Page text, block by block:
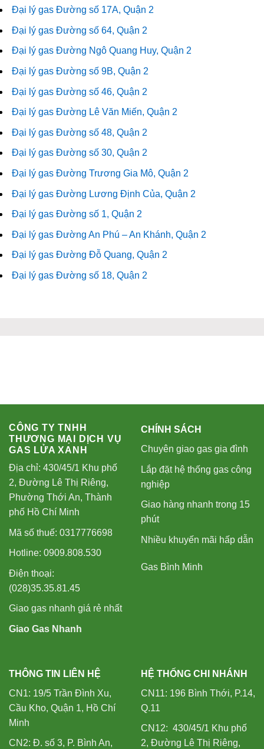
Đại lý gas Đường số 17A, Quận 2
Đại lý gas Đường số 64, Quận 2
Đại lý gas Đường Ngô Quang Huy, Quận 2
Đại lý gas Đường số 9B, Quận 2
Đại lý gas Đường số 46, Quận 2
Đại lý gas Đường Lê Văn Miến, Quận 2
Đại lý gas Đường số 48, Quận 2
Đại lý gas Đường số 30, Quận 2
Đại lý gas Đường Trương Gia Mô, Quận 2
Đại lý gas Đường Lương Định Của, Quận 2
Đại lý gas Đường số 1, Quận 2
Đại lý gas Đường An Phú – An Khánh, Quận 2
Đại lý gas Đường Đỗ Quang, Quận 2
Đại lý gas Đường số 18, Quận 2
CÔNG TY TNHH
THƯƠNG MẠI DỊCH VỤ
GAS LỬA XANH
Địa chỉ: 430/45/1 Khu phố
2, Đường Lê Thị Riêng,
Phường Thới An, Thành
phố Hồ Chí Minh
Mã số thuế: 0317776698
Hotline: 0909.808.530
Điện thoại:
(028)35.35.81.45
Giao gas nhanh giá rẻ nhất
Giao Gas Nhanh
CHÍNH SÁCH
Chuyên giao gas gia đình
Lắp đặt hệ thống gas công
nghiệp
Giao hàng nhanh trong 15
phút
Nhiều khuyến mãi hấp dẫn
Gas Bình Minh
THÔNG TIN LIÊN HỆ
CN1: 19/5 Trần Đình Xu,
Cầu Kho, Quận 1, Hồ Chí
Minh
CN2: Đ. số 3, P. Bình An,
HỆ THỐNG CHI NHÁNH
CN11: 196 Bình Thới, P.14,
Q.11
CN12: 430/45/1 Khu phố
2, Đường Lê Thị Riêng,